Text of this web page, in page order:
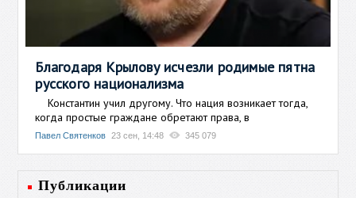
Благодаря Крылову исчезли родимые пятна
русского национализма
Константин учил другому. Что нация возникает тогда,
когда простые граждане обретают права, в
Павел Святенков 23 сен, 14:48 345 079
Публикации